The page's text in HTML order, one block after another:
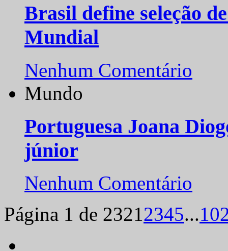
Brasil define seleção
Mundial
Nenhum Comentário
Mundo
Portuguesa Joana
júnior
Nenhum Comentário
Página 1 de 23212345...10